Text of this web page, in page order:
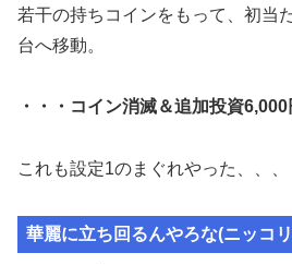
若干の持ちコインをもって、初当
台へ移動。
・・・コイン消滅＆追加投資6,000
これも設定1のまぐれやった、、、
華麗に立ち回るんやろな(ニッコ